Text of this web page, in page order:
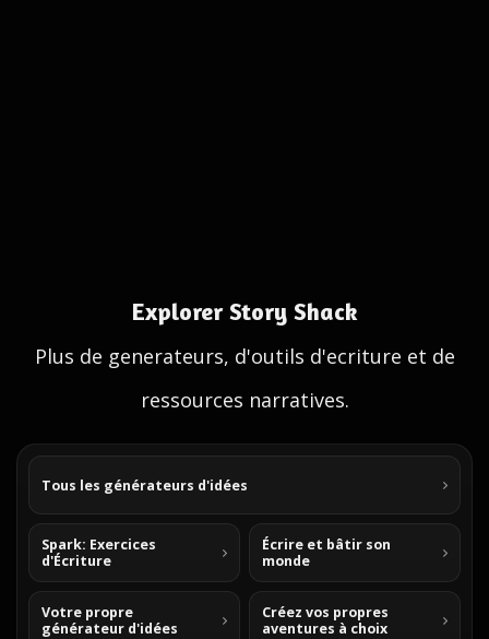
Explorer Story Shack
Plus de generateurs, d'outils d'ecriture et de
ressources narratives.
Tous les générateurs d'idées
Spark: Exercices
d'Écriture
Écrire et bâtir son
monde
Votre propre
générateur d'idées
Créez vos propres
aventures à choix